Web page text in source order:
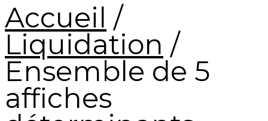
Accueil /
Liquidation /
Ensemble de 5
affiches